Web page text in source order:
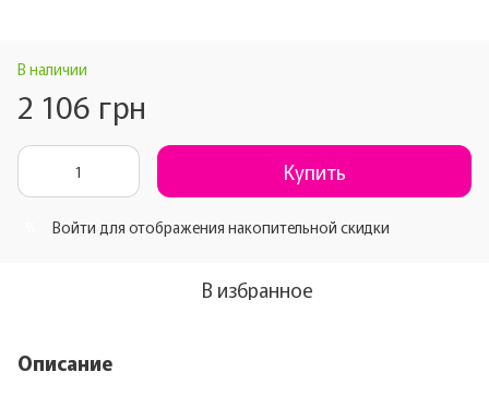
В наличии
2 106 грн
Купить
Войти для отображения накопительной скидки
В избранное
Описание